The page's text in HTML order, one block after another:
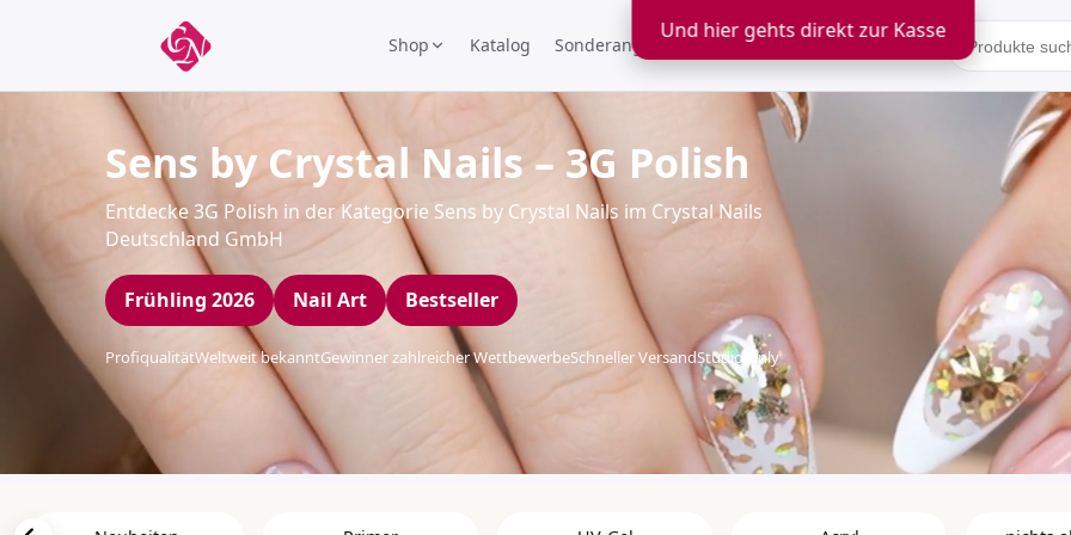
Shop Katalog Sonderangebote Kontakt
Sens by Crystal Nails – 3G Polish
Entdecke 3G Polish in der Kategorie Sens by Crystal Nails im Crystal Nails
Deutschland GmbH
Frühling 2026 Nail Art Bestseller
ProfiqualitätWeltweit bekanntGewinner zahlreicher WettbewerbeSchneller VersandStudio-only
Und hier gehts direkt zur Kasse